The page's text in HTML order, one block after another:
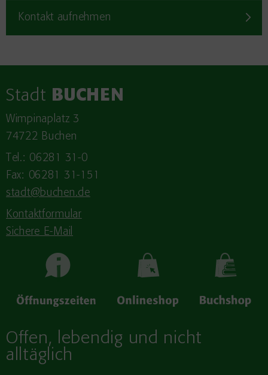
Kontakt aufnehmen
Stadt BUCHEN
Wimpinaplatz 3
74722 Buchen
Tel.: 06281 31-0
Fax: 06281 31-151
stadt@buchen.de
Kontaktformular
Sichere E-Mail
Offen, lebendig und nicht
alltäglich